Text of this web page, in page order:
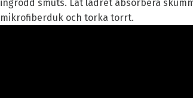
ingrodd smuts. Låt lädret absorbera
mikrofiberduk och torka torrt.